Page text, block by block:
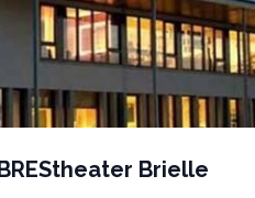
BREStheater Brielle